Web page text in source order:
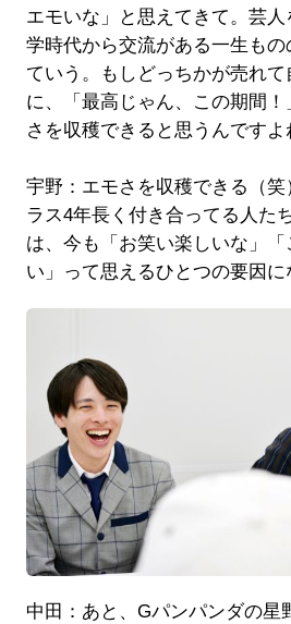
エモいな」と思えてきて。芸
学時代から交流がある一生も
ていう。もしどっちかが売れ
に、「最高じゃん、この期間
さを収穫できると思うんですよ
宇野：エモさを収穫できる（
ラス4年長く付き合ってる人た
は、今も「お笑い楽しいな」
い」って思えるひとつの要因に
中田：あと、Gパンパンダの星